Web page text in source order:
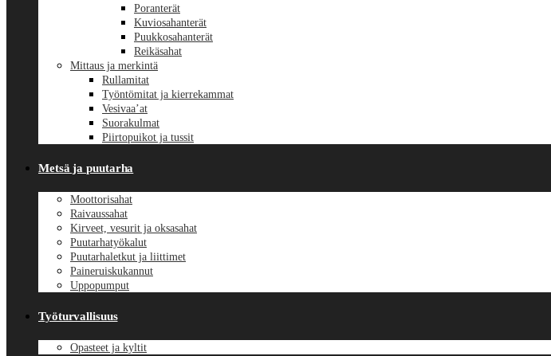
Poranterät
Kuviosahanterät
Puukkosahanterät
Reikäsahat
Mittaus ja merkintä
Rullamitat
Työntömitat ja kierrekammat
Vesivaa’at
Suorakulmat
Piirtopuikot ja tussit
Metsä ja puutarha
Moottorisahat
Raivaussahat
Kirveet, vesurit ja oksasahat
Puutarhatyökalut
Puutarhaletkut ja liittimet
Paineruiskukannut
Uppopumput
Työturvallisuus
Opasteet ja kyltit